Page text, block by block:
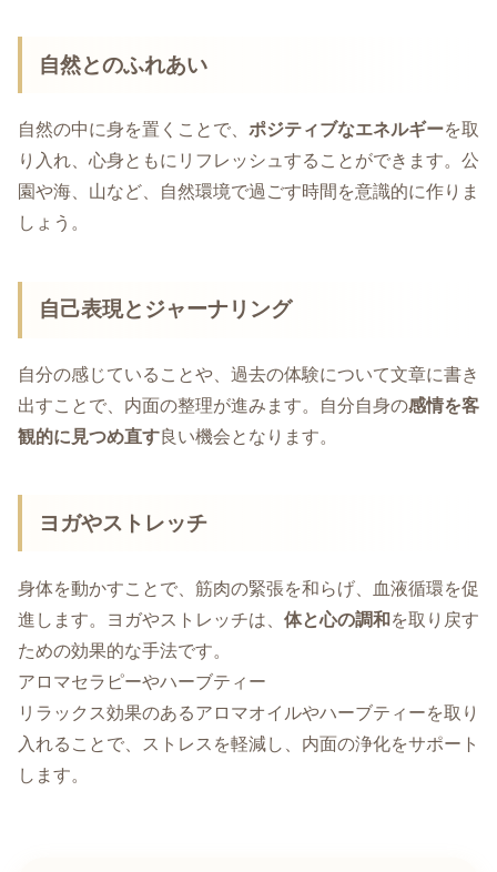
自然とのふれあい
自然の中に身を置くことで、 ポジティブなエネルギーを取
り入れ、心身ともにリフレッシュすることができます。公
園や海、山など、自然環境で過ごす時間を意識的に作りま
しょう。
自己表現とジャーナリング
自分の感じていることや、過去の体験について文章に書き
出すことで、内面の整理が進みます。自分自身の感情を客
観的に見つめ直す良い機会となります。
ヨガやストレッチ
身体を動かすことで、筋肉の緊張を和らげ、血液循環を促
進します。ヨガやストレッチは、 体と心の調和 を取り戻す
ための効果的な手法です。
アロマセラピーやハーブティー
リラックス効果のあるアロマオイルやハーブティーを取り
入れることで、ストレスを軽減し、内面の浄化をサポート
します。